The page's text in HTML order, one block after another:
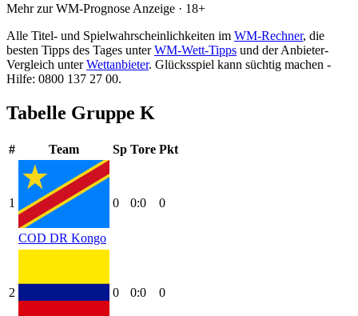
Mehr zur WM-Prognose Anzeige · 18+
Alle Titel- und Spielwahrscheinlichkeiten im WM-Rechner, die
besten Tipps des Tages unterWM-Wett-Tipps und der Anbieter-
Vergleich unterWettanbieter. Glücksspiel kann süchtig machen -
Hilfe: 0800 137 27 00.
Tabelle Gruppe K
# Team Sp Tore Pkt
1
COD DR Kongo
0 0:0 0
2 0 0:0 0